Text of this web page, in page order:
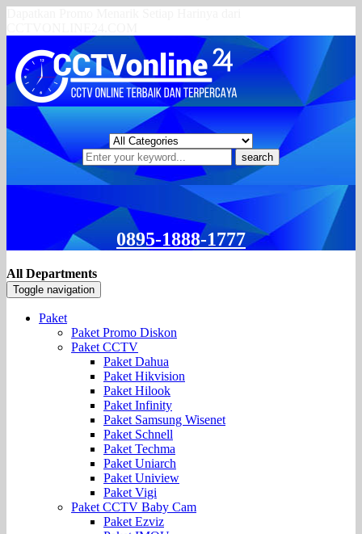
search
0895-1888-1777
All Departments
Toggle navigation
Paket
Paket Promo Diskon
Paket CCTV
Paket Dahua
Paket Hikvision
Paket Hilook
Paket Infinity
Paket Samsung Wisenet
Paket Schnell
Paket Techma
Paket Uniarch
Paket Uniview
Paket Vigi
Paket CCTV Baby Cam
Paket Ezviz